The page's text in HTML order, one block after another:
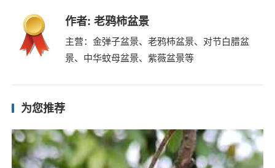
作者: 老鸦柿盆景
主营：金弹子盆景、老鸦柿盆景、对节白腊盆
景、中华蚊母盆景、紫薇盆景等
为您推荐